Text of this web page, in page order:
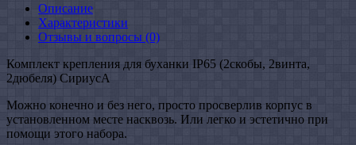
Описание
Характеристики
Отзывы и вопросы (0)
Комплект крепления для буханки IP65 (2скобы, 2винта,
2дюбеля) СириусА
Можно конечно и без него, просто просверлив корпус в
установленном месте насквозь. Или легко и эстетично при
помощи этого набора.